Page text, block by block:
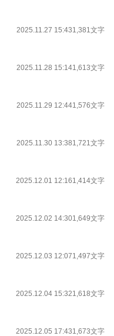
2025.11.27 15:431,381文字
2025.11.28 15:141,613文字
2025.11.29 12:441,576文字
2025.11.30 13:381,721文字
2025.12.01 12:161,414文字
2025.12.02 14:301,649文字
2025.12.03 12:071,497文字
2025.12.04 15:321,618文字
2025.12.05 17:431,673文字